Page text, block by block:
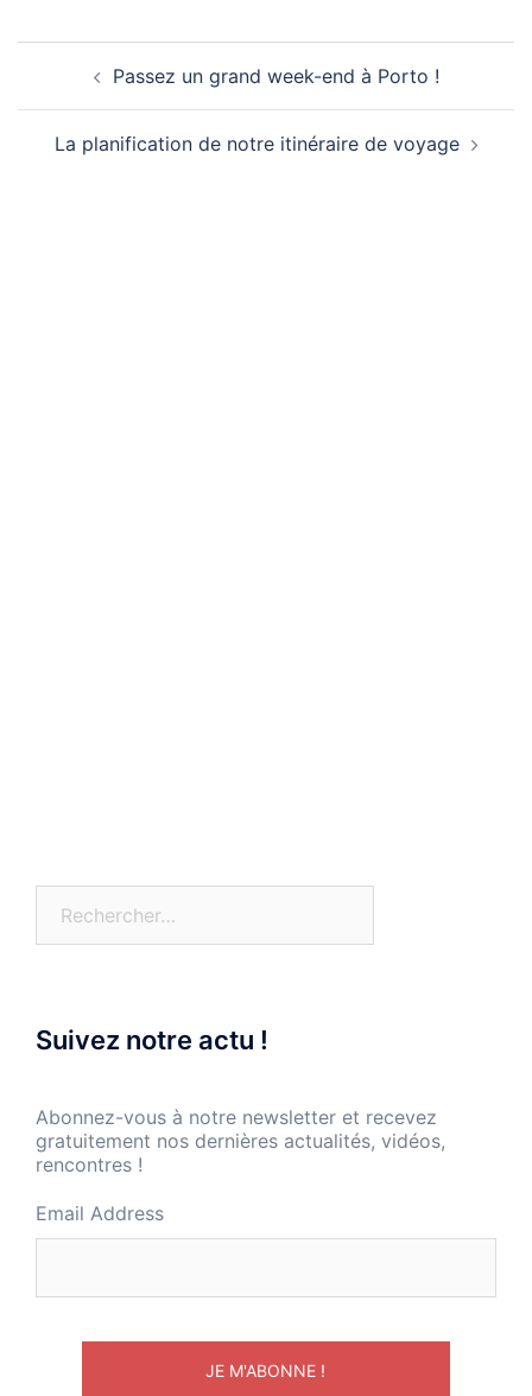
d’articlePassez un grand week-end à Porto !
La planification de notre itinéraire de voyage
Suivez notre actu !
Abonnez-vous à notre newsletter et recevez
gratuitement nos dernières actualités, vidéos,
rencontres !
Email Address